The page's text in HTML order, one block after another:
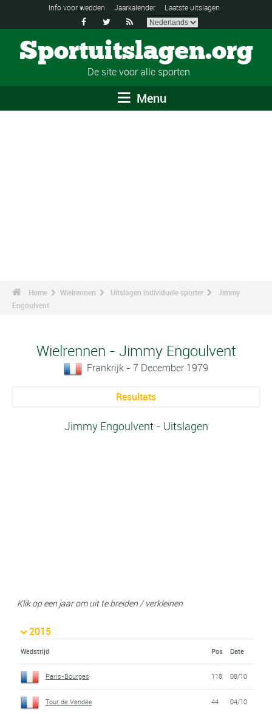
Info voor wedden Jaarkalender Laatste uitslagen
  
Sportuitslagen.org
De site voor alle sporten
Menu
Home Wielrennen Uitslagen individuele sporter
Jimmy
Engoulvent
Wielrennen - Jimmy Engoulvent
Frankrijk - 7 December 1979
Resultats
Jimmy Engoulvent - Uitslagen
Klik op een jaar om uit te breiden / verkleinen
2015
Wedstrijd Pos Date
Paris-Bourges 118 08/10
Tour de Vendée 44 04/10